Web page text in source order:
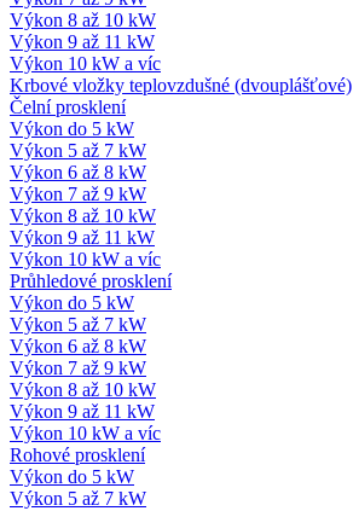
Výkon 8 až 10 kW
Výkon 9 až 11 kW
Výkon 10 kW a víc
Krbové vložky teplovzdušné (dvouplášťové)
Čelní prosklení
Výkon do 5 kW
Výkon 5 až 7 kW
Výkon 6 až 8 kW
Výkon 7 až 9 kW
Výkon 8 až 10 kW
Výkon 9 až 11 kW
Výkon 10 kW a víc
Průhledové prosklení
Výkon do 5 kW
Výkon 5 až 7 kW
Výkon 6 až 8 kW
Výkon 7 až 9 kW
Výkon 8 až 10 kW
Výkon 9 až 11 kW
Výkon 10 kW a víc
Rohové prosklení
Výkon do 5 kW
Výkon 5 až 7 kW